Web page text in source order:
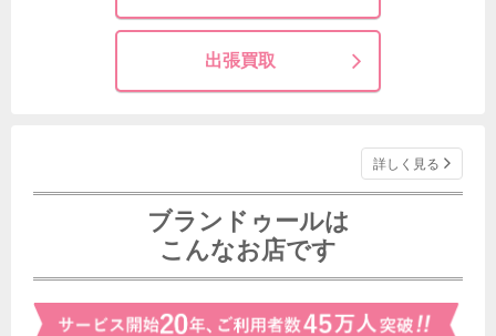
出張買取
詳しく見る
ブランドゥールは
こんなお店です